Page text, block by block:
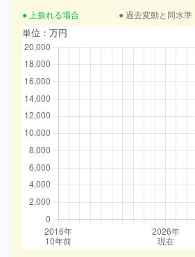
● 上振れる場合 ● 過去変動と同水準
単位：万円